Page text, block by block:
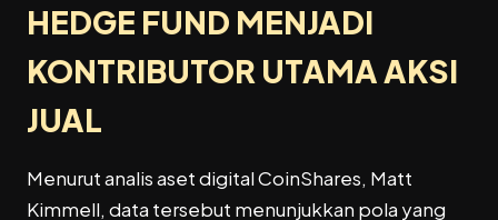
HEDGE FUND MENJADI
KONTRIBUTOR UTAMA AKSI
JUAL
Menurut analis aset digital CoinShares, Matt
Kimmell, data tersebut menunjukkan pola yang